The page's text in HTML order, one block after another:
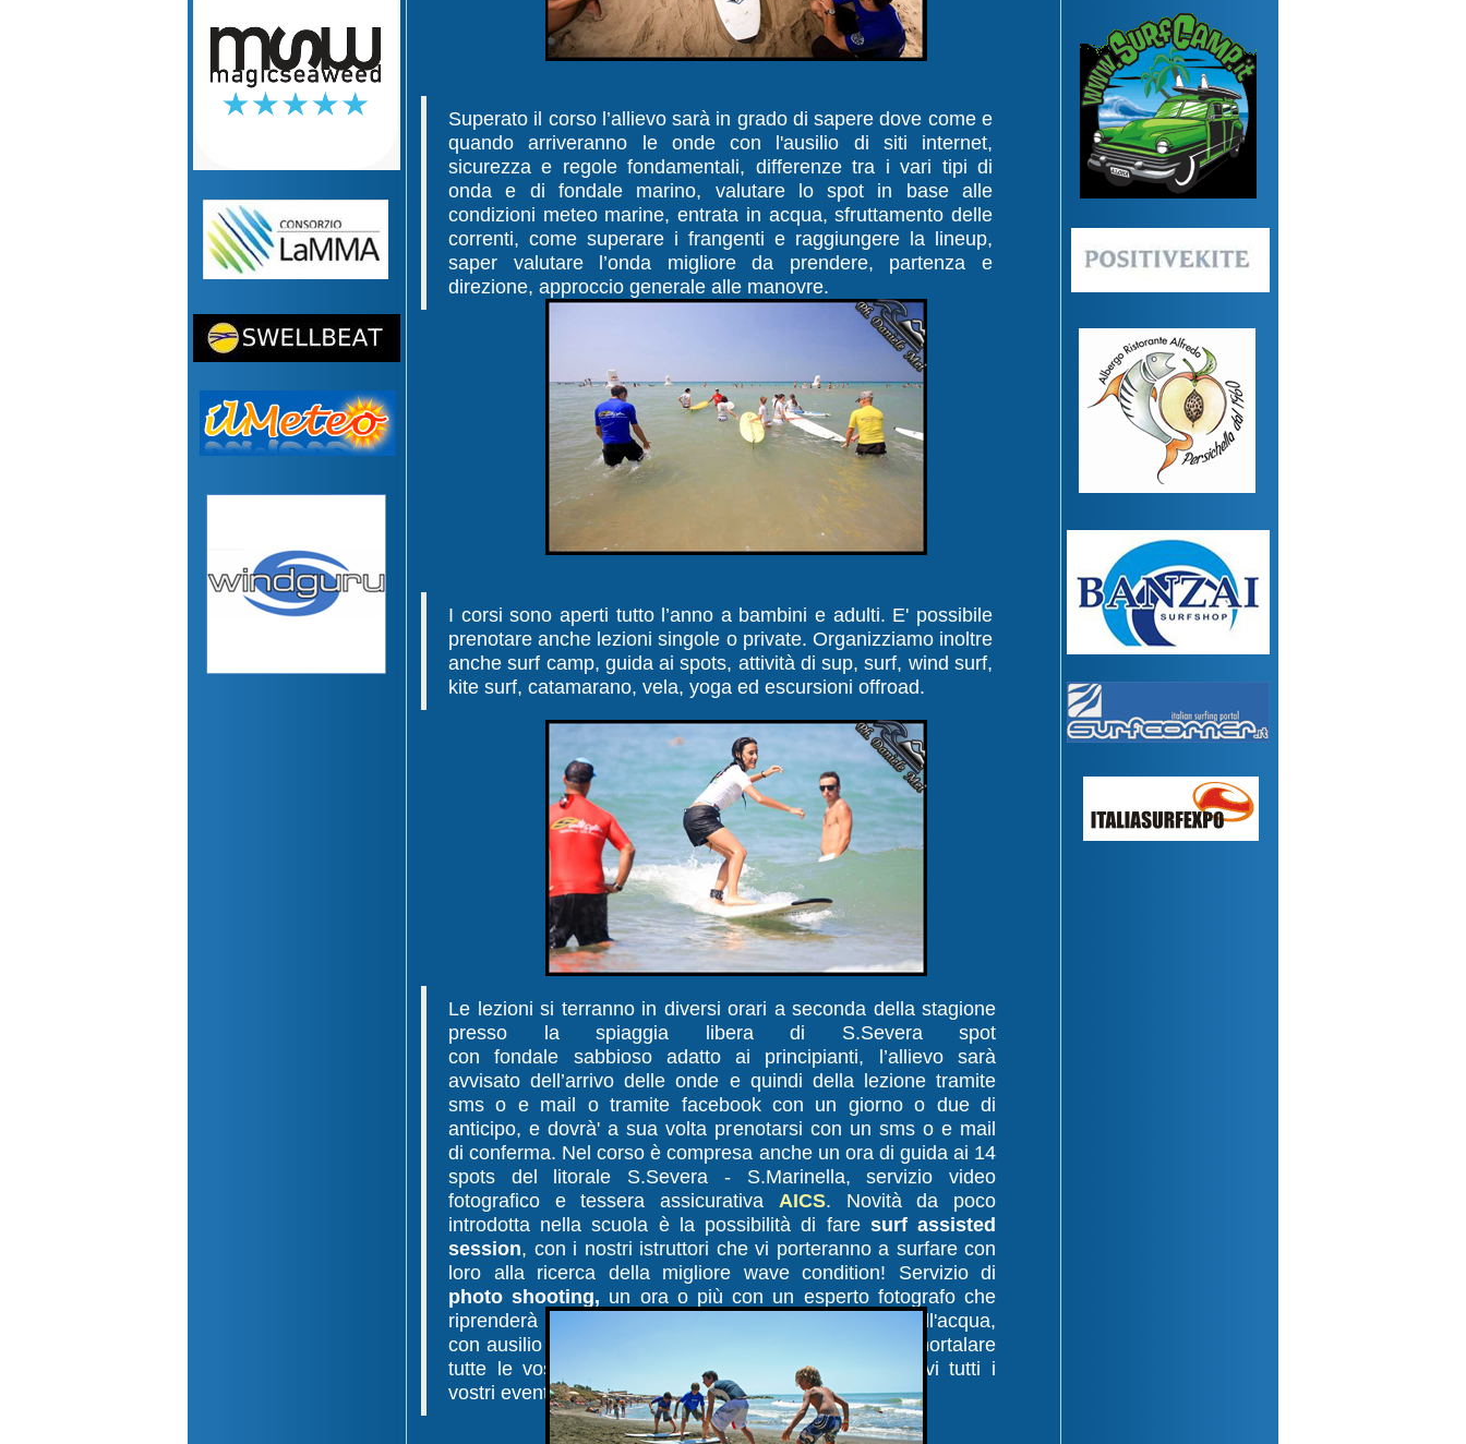
Superato il corso l’allievo sarà in grado di sapere dove come e
quando arriveranno le onde con l'ausilio di siti internet,
sicurezza e regole fondamentali, differenze tra i vari tipi di
onda e di fondale marino, valutare lo spot in base alle
condizioni meteo marine, entrata in acqua, sfruttamento delle
correnti, come superare i frangenti e raggiungere la lineup,
saper valutare l’onda migliore da prendere, partenza e
direzione, approccio generale alle manovre.
I corsi sono aperti tutto l’anno a bambini e adulti. E' possibile
prenotare anche lezioni singole o private. Organizziamo inoltre
anche surf camp, guida ai spots, attività di sup, surf, wind surf,
kite surf, catamarano, vela, yoga ed escursioni offroad.
Le lezioni si terranno in diversi orari a seconda della stagione
presso la spiaggia libera di S.Severa spot
con fondale sabbioso adatto ai principianti, l’allievo sarà
avvisato dell’arrivo delle onde e quindi della lezione tramite
sms o e mail o tramite facebook con un giorno o due di
anticipo, e dovrà' a sua volta prenotarsi con un sms o e mail
di conferma. Nel corso è compresa anche un ora di guida ai 14
spots del litorale S.Severa - S.Marinella, servizio video
fotografico e tessera assicurativa AICS. Novità da poco
introdotta nella scuola è la possibilità di faresurf assisted
session, con i nostri istruttori che vi porteranno a surfare con
loro alla ricerca della migliore wave condition! Servizio di
photo shooting, un ora o più con un esperto fotografo che
riprenderà tutte le vostre surfate da dentro e fuori dall'acqua,
con ausilio di fotocamere gopro e canon eos, per immortalare
tutte le vostre onde piu belle, e capire riguardandovi tutti i
vostri eventuali errori!!